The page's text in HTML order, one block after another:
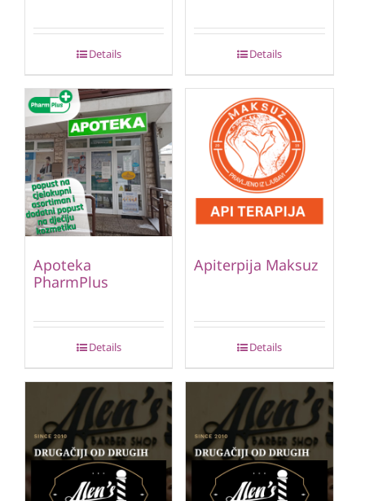
Details Details
Apoteka
PharmPlus
Details
Apiterpija Maksuz
Details